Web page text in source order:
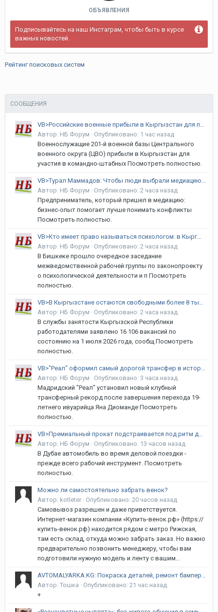
ОБЪЯВЛЕНИЯ
Подписывайтесь на наш Инстаграм, чтобы быть в курсе
важных новостей.
Рейтинг поисковых систем
СООБЩЕНИЯ
VB>Российские военные прибыли в Кыргызстан для проведения учений
Автор: НБ Форум · Опубликовано: 1 час назад
Военнослужащие 201-й военной базы Центрального
военного округа (ЦВО) прибыли в Кыргызстан для
участия в командно-штабных Посмотреть полностью.
VB>Турал Маммадов: Чтобы люди выбрали медиацию, они должны понять ее ценность
Автор: НБ Форум · Опубликовано: 2 часа назад
Предприниматель, который пришел в медиацию:
бизнес-опыт помогает лучше понимать конфликты
Посмотреть полностью.
VB>Кто имеет право называться психологом: в Кыргызстане готовят новый закон
Автор: НБ Форум · Опубликовано: 2 часа назад
В Бишкеке прошло очередное заседание
межведомственной рабочей группы по законопроекту
о психологической деятельности и п Посмотреть
полностью.
VB>В Кыргызстане остаются свободными более 8 тысяч рабочих мест
Автор: НБ Форум · Опубликовано: 2 часа назад
В службы занятости Кыргызской Республики
работодателями заявлено 16 106 вакансий по
состоянию на 1 июля 2026 года, сообщ Посмотреть
полностью.
VB>"Реал" оформил самый дорогой трансфер в истории клуба
Автор: НБ Форум · Опубликовано: 3 часа назад
Мадридский "Реал" установил новый клубный
трансферный рекорд после завершения перехода 19-
летнего ивуарийца Яна Диоманде Посмотреть
полностью.
VB>Премиальный прокат подстраивается под ритм делового Дубая
Автор: НБ Форум · Опубликовано: 13 часов назад
В Дубае автомобиль во время деловой поездки -
прежде всего рабочий инструмент. Посмотреть
полностью.
Можно ли самостоятельно забрать венок?
Автор: kotleter · Опубликовано: 20 часов назад
Самовывоз разрешен и даже приветствуется.
Интернет-магазин компании «Купить-венок.рф» (https://
купить-венок.рф) находится рядом с метро Рижская,
там есть склад, откуда можно забрать заказ. Но важно
предварительно позвонить менеджеру, чтобы вам
подготовили нужную модель и ленту с вашим...
AVTOMALYARKA.KG: Покраска деталей, ремонт бамперов, рихтовка и полировка в Бишкеке | Гарантия 12 месяцев! Курманжан Датка (Алма-Атинская) / Объездная
Автор: Тошка · Опубликовано: 21 час назад
+